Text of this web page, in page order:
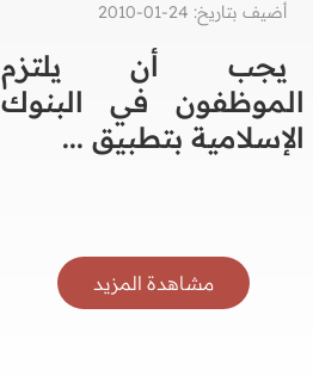
أضيف بتاريخ: 24-01-2010
يجب أن يلتزم
الموظفون في البنوك
الإسلامية بتطبيق ...
مشاهدة المزيد